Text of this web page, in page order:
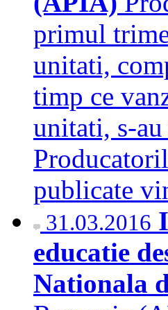
primul
unitati,
timp ce
unitati, s-
publicate
31.03.2016
educatie
Nationala